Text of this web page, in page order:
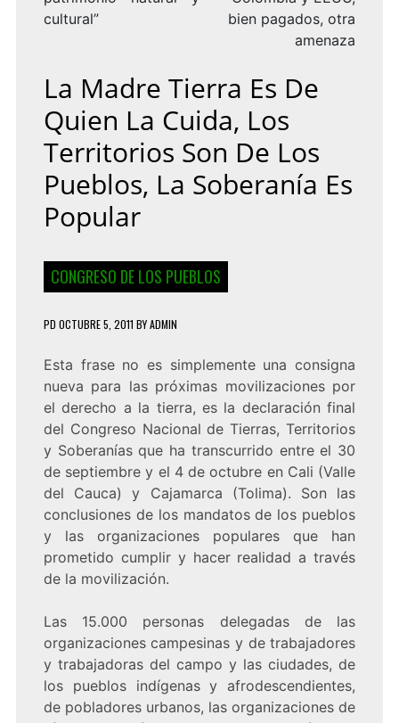
cultural”
bien pagados, otra
amenaza
La Madre Tierra Es De
Quien La Cuida, Los
Territorios Son De Los
Pueblos, La Soberanía Es
Popular
CONGRESO DE LOS PUEBLOS
PD OCTUBRE 5, 2011 BYADMIN
Esta frase no es simplemente una consigna
nueva para las próximas movilizaciones por
el derecho a la tierra, es la declaración final
del Congreso Nacional de Tierras, Territorios
y Soberanías que ha transcurrido entre el 30
de septiembre y el 4 de octubre en Cali (Valle
del Cauca) y Cajamarca (Tolima). Son las
conclusiones de los mandatos de los pueblos
y las organizaciones populares que han
prometido cumplir y hacer realidad a través
de la movilización.
Las 15.000 personas delegadas de las
organizaciones campesinas y de trabajadores
y trabajadoras del campo y las ciudades, de
los pueblos indígenas y afrodescendientes,
de pobladores urbanos, las organizaciones de